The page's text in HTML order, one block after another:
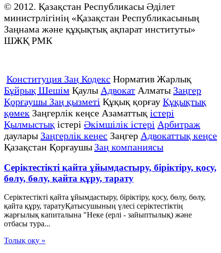
© 2012. Қазақстан Республикасы Әділет
министрлігінің «Қазақстан Республикасының
Заңнама және құқықтық ақпарат институты»
ШЖҚ РМК
Конституция Заң Кодекс Норматив Жарлық
Бұйрық Шешім Қаулы Адвокат Алматы Заңгер
Қорғаушы Заң қызметі Құқық қорғау Құқықтық
қөмек Заңгерлік кеңсе Азаматтық істері
Қылмыстық істері Әкімшілік істері Арбитраж
даулары Заңгерлік кеңес Заңгер Адвокаттық кеңсе
Қазақстан Қорғаушы Заң компаниясы
Серіктестікті қайта ұйымдастыру, біріктіру, қосу,
бөлу, бөлу, қайта құру, тарату
Серіктестікті қайта ұйымдастыру, біріктіру, қосу, бөлу, бөлу,
қайта құру, таратуҚатысушының үлесі серіктестіктің
жарғылық капиталына "Неке (ерлі - зайыптылық) және
отбасы тура...
Толық оқу »